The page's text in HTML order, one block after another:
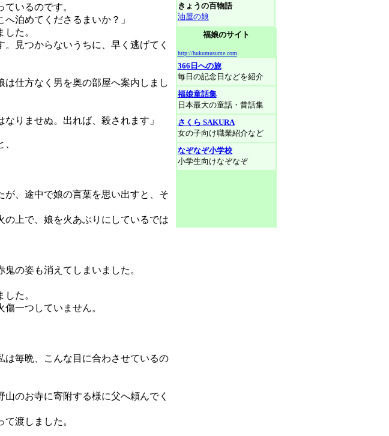
いるのです。
泊めてくださるまいか？」
た。
見つからないうちに、早く逃げてく
仕方なく男を奥の部屋へ案内しまし
りませぬ。出れば、殺されます」
、途中で娘の言葉を思い出すと、そ
上で、娘を火あぶりにしているでは
の姿も消えてしまいました。
た。
一つしていません。
毎晩、こんな目に合わさせているの
のお寺に寄附する様に父へ頼んでく
渡しました。
きょうの百物語
油屋の娘
福娘のサイト
http://hukumusume.com
366日への旅
毎日の記念日などを紹介
福娘童話集
日本最大の童話・昔話集
さくら SAKURA
女の子向け職業紹介など
なぞなぞ小学校
小学生向けなぞなぞ